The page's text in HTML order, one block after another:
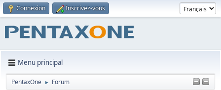
Connexion Inscrivez-vous
Menu principal
PentaxOne ► Forum